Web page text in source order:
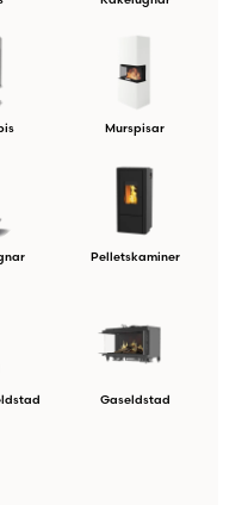
Murspisar
Pelletskaminer
Gaseldstad